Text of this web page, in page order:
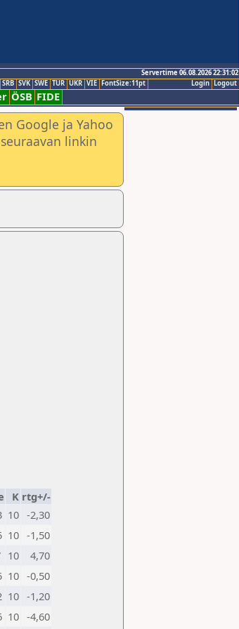
Servertime 06.08.2026 22:31:02
Logout
Login
SRB SVK SWE TUR UKR VIE FontSize:11pt
ÖSB FIDE
Google ja Yahoo
linkin
K rtg+/-
10 -2,30
10 -1,50
10
4,70
10 -0,50
10 -1,20
10 -4,60